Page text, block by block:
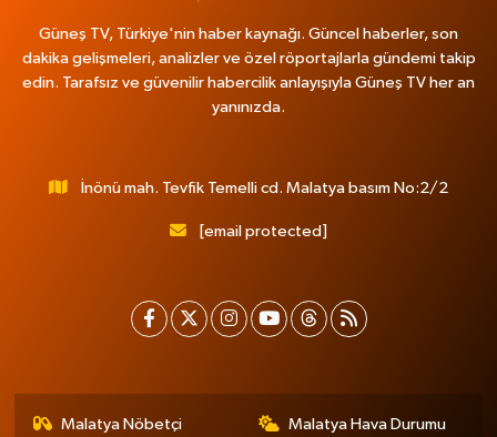
Güneş TV, Türkiye'nin haber kaynağı. Güncel haberler, son
dakika gelişmeleri, analizler ve özel röportajlarla gündemi takip
edin. Tarafsız ve güvenilir habercilik anlayışıyla Güneş TV her an
yanınızda.
İnönü mah. Tevfik Temelli cd. Malatya basım No:2/2
[email protected]
Malatya Nöbetçi
Malatya Hava Durumu